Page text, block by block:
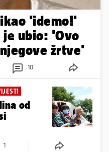
'idemo!'
ubio: 'Ovo
žrtve'
10
od
1